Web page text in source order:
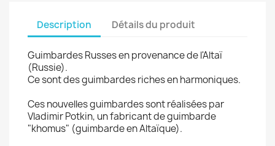
Description Détails du produit
Guimbardes Russes en provenance de l'Altaï
(Russie).
Ce sont des guimbardes riches en harmoniques.
Ces nouvelles guimbardes sont réalisées par
Vladimir Potkin, un fabricant de guimbarde
"khomus" (guimbarde en Altaïque).